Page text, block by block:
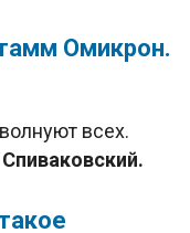
Омикрон.
всех.